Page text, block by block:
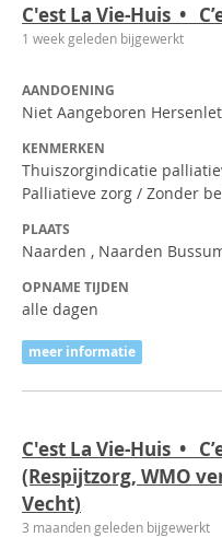
C'est La Vie-Huis •
1 week geleden bijgewerkt
AANDOENING
Niet Aangeboren
KENMERKEN
Thuiszorgindicatie
Palliatieve zorg / Zonder
PLAATS
Naarden , Naarden
OPNAME TIJDEN
alle dagen
meer informatie
C'est La Vie-Huis •
(Respijtzorg, WMO
Vecht)
3 maanden geleden bijgewerkt